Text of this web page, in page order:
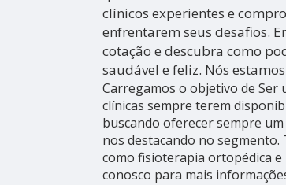
clínicos experientes e
enfrentarem seus desafios.
cotação e descubra como
saudável e feliz. Nós
Carregamos o objetivo de Ser
clínicas sempre terem
buscando oferecer sempre
nos destacando no
como fisioterapia ortopédica
conosco para mais